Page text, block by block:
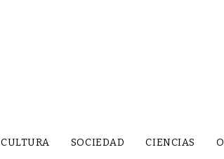
CULTURA SOCIEDAD CIENCIAS